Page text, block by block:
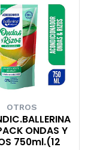
OTROS
ONDAS Y
750ml.(12